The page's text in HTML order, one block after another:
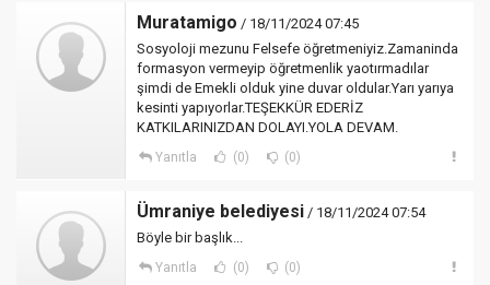
Muratamigo / 18/11/2024 07:45
Sosyoloji mezunu Felsefe öğretmeniyiz.Zamaninda
formasyon vermeyip öğretmenlik yaotırmadılar
şimdi de Emekli olduk yine duvar oldular.Yarı yarıya
kesinti yapıyorlar.TEŞEKKÜR EDERİZ
KATKILARINIZDAN DOLAYI.YOLA DEVAM.
Yanıtla (0) (0)
Ümraniye belediyesi / 18/11/2024 07:54
Böyle bir başlık...
Yanıtla (0) (0)